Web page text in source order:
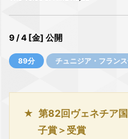
9 / 4 [金] 公開
89分 チュニジア・フラン
第82回ヴェネチア
子賞＞受賞